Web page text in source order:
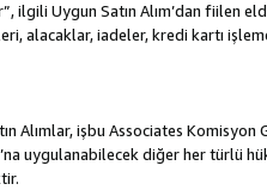
ilgili Uygun Satın Alım’dan
alacaklar, iadeler, kredi kartı
Alımlar, işbu Associates
uygulanabilecek diğer her türlü